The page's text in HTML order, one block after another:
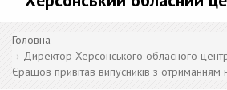
Головна
Директор Херсонського обласного
Єрашов привітав випусників з отриманням